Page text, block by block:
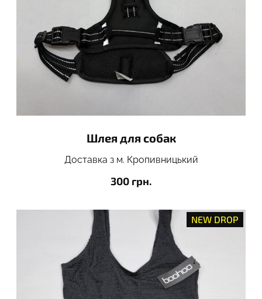
Шлея для собак
Доставка з м. Кропивницький
300 грн.
NEW DROP